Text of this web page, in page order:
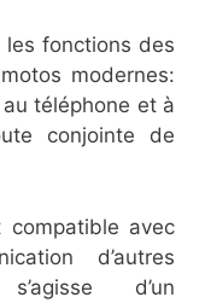
les fonctions des
modernes:
téléphone et à
conjointe de
compatible avec
d’autres
d’un